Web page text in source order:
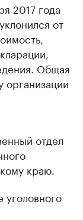
2017 года
от
Общая
организации
отдел
краю.